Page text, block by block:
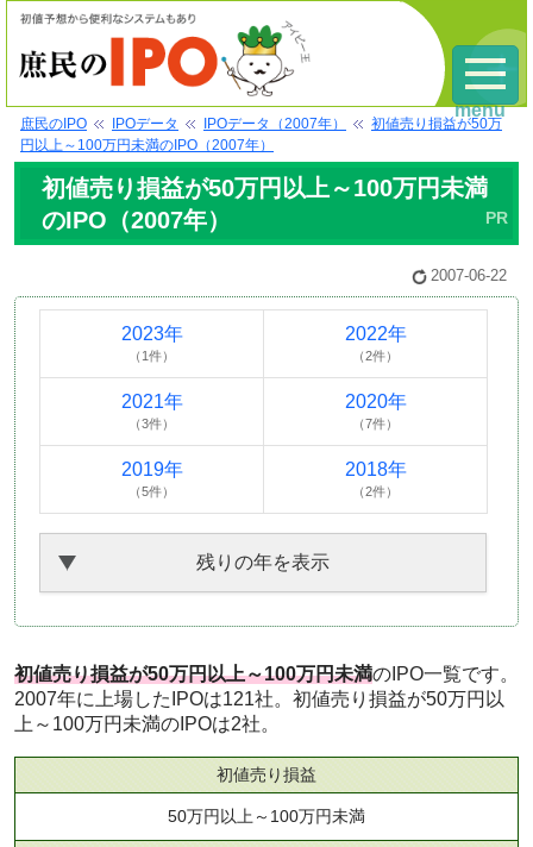
庶民のIPO IPOデータ IPOデータ（2007年）
初値売り損益が50万
円以上～100万円未満のIPO（2007年）
初値売り損益が50万円以上～100万円未満
のIPO（2007年）
2007-06-22
2023年
（1件）
2022年
（2件）
2021年
（3件）
2020年
（7件）
2019年
（5件）
2018年
（2件）
残りの年を表示
初値売り損益が50万円以上～100万円未満のIPO一覧です。
2007年に上場したIPOは121社。初値売り損益が50万円以
上～100万円未満のIPOは2社。
初値売り損益
50万円以上～100万円未満
menu